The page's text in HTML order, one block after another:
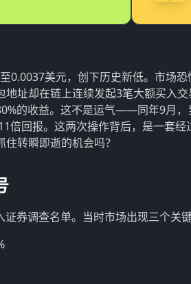
0.0037美元，创下历史新低。市场
址却在链上连续发起3笔大额买入
的收益。这不是运气——同年9月，
倍回报。这两次操作背后，是一套经
转瞬即逝的机会吗？
券调查名单。当时市场出现三个关键